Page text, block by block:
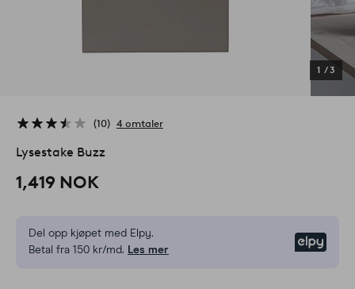
1 /3
10 4 omtaler
Lysestake Buzz
1,419 NOK
Del opp kjøpet med Elpy.
Betal fra 150 kr/md. Les mer